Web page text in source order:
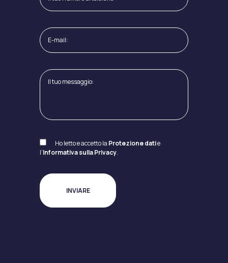
Ho letto e accetto la Protezione datie
l’Informativa sulla Privacy.